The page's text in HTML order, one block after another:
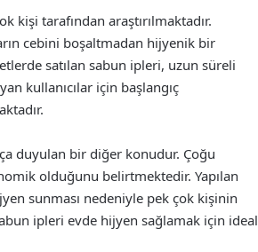
kişi tarafından araştırılmaktadır.
cebini boşaltmadan hijyenik bir
satılan sabun ipleri, uzun süreli
kullanıcılar için başlangıç
duyulan bir diğer konudur. Çoğu
olduğunu belirtmektedir. Yapılan
sunması nedeniyle pek çok kişinin
ipleri evde hijyen sağlamak için ideal